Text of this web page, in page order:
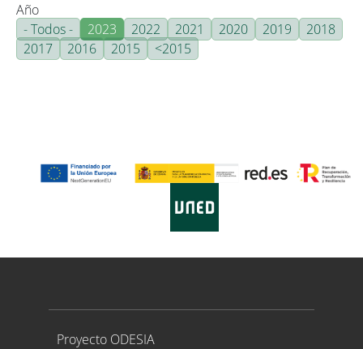
Año
- Todos -
2023 2022 2021 2020 2019
2018
2017
2016 2015 <2015
Proyecto ODESIA
Proyecto ODESIA